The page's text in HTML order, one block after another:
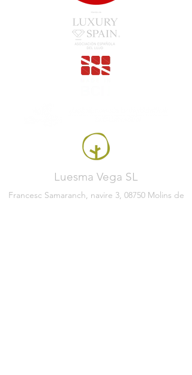
Luesma Vega SL
Francesc Samaranch, navire 3, 08750 Molins de